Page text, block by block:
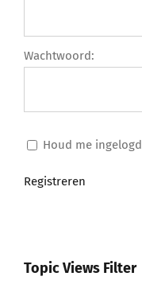
Wachtwoord:
Houd me ingelogd
Registreren
Topic Views Filter